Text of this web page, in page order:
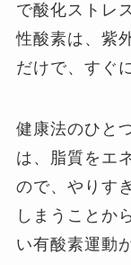
で酸化ストレ
性酸素は、紫
だけで、すぐ
健康法のひと
は、脂質をエ
ので、やりす
しまうことか
い有酸素運動